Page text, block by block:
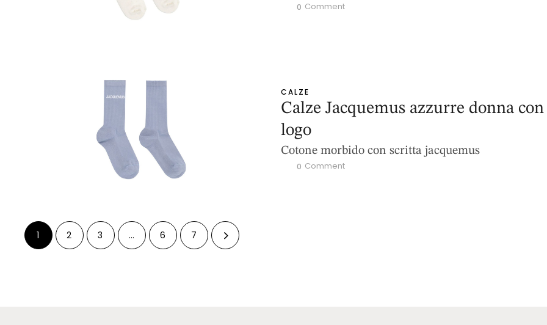
0 Comment
CALZE
Calze Jacquemus azzurre donna con
logo
Cotone morbido con scritta jacquemus
0 Comment
1 2 3 … 6 7